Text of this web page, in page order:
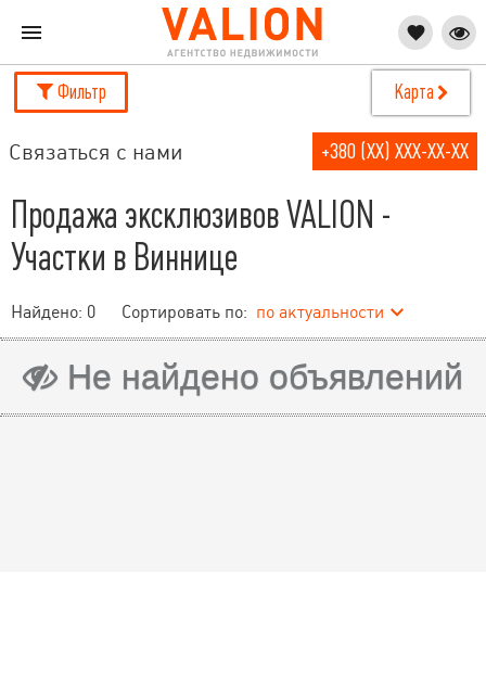
Фильтр Карта
Связаться с нами +380 (XX) XXX-XX-XX
Продажа эксклюзивов VALION -
Участки в Виннице
Найдено: 0 Сортировать по: по актуальности
Не найдено объявлений